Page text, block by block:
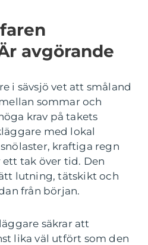
avgörande
i sävsjö vet att småland
sommar och
krav på takets
med lokal
kraftiga regn
tak över tid. Den
lutning, tätskikt och
från början.
säkrar att
lika väl utfört som den